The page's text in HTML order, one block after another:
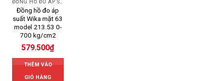
ĐỒNG HỒ ĐO ÁP SUẤT
Đồng hồ đo áp
suất Wika mặt 63
model 213.53 0-
700 kg/cm2
579.500₫
THÊM VÀO
GIỎ HÀNG